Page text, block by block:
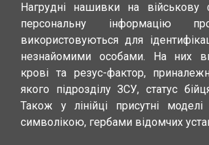
Нагрудні нашивки на військову
персональну інформацію
використовуються для
незнайомими особами. На них
крові та резус-фактор,
якого підрозділу ЗСУ, статус
Також у лінійці присутні
символікою, гербами відомчих